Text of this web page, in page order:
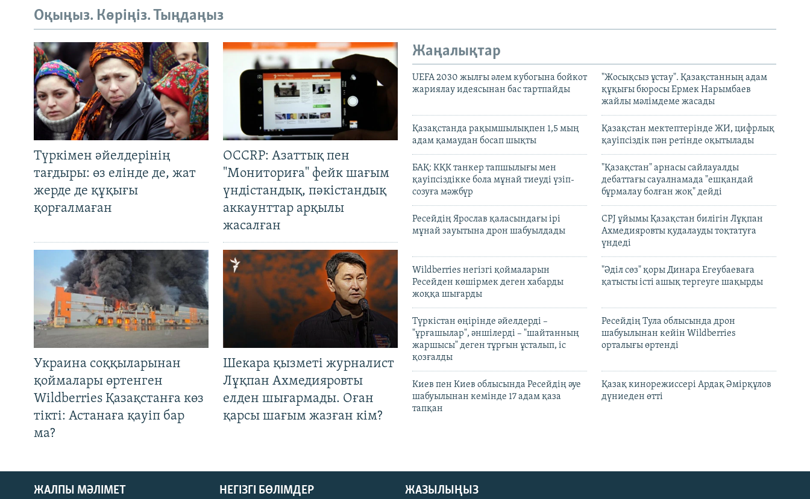
Оқыңыз. Көріңіз. Тыңдаңыз
Түркімен әйелдерінің
тағдыры: өз елінде де, жат
жерде де құқығы
қорғалмаған
OCCRP: Азаттық пен
"Мониториға" фейк шағым
үндістандық, пәкістандық
аккаунттар арқылы
жасалған
Украина соққыларынан
қоймалары өртенген
Wildberries Қазақстанға көз
тікті: Астанаға қауіп бар
ма?
Шекара қызметі журналист
Лұқпан Ахмедияровты
елден шығармады. Оған
қарсы шағым жазған кім?
Жаңалықтар
UEFA 2030 жылғы әлем кубогына бойкот
жариялау идеясынан бас тартпайды
"Жосықсыз ұстау". Қазақстанның адам
құқығы бюросы Ермек Нарымбаев
жайлы мәлімдеме жасады
Қазақстанда рақымшылықпен 1,5 мың
адам қамаудан босап шықты
Қазақстан мектептерінде ЖИ, цифрлық
қауіпсіздік пән ретінде оқытылады
БАҚ: КҚК танкер тапшылығы мен
қауіпсіздікке бола мұнай тиеуді үзіп-
созуға мәжбүр
"Қазақстан" арнасы сайлауалды
дебаттағы сауалнамада "ешқандай
бұрмалау болған жоқ" дейді
Ресейдің Ярослав қаласындағы ірі
мұнай зауытына дрон шабуылдады
CPJ ұйымы Қазақстан билігін Лұқпан
Ахмедияровты қудалауды тоқтатуға
үндеді
Wildberries негізгі қоймаларын
Ресейден көшірмек деген хабарды
жоққа шығарды
"Әділ сөз" қоры Динара Егеубаеваға
қатысты істі ашық тергеуге шақырды
Түркістан өңірінде әйелдерді –
"ұрғашылар", әншілерді – "шайтанның
жаршысы" деген тұрғын ұсталып, іс
қозғалды
Ресейдің Тула облысында дрон
шабуылынан кейін Wildberries
орталығы өртенді
Киев пен Киев облысында Ресейдің әуе
шабуылынан кемінде 17 адам қаза
тапқан
Қазақ кинорежиссері Ардақ Әмірқұлов
дүниеден өтті
ЖАЗЫЛЫҢЫЗ
ЖАЛПЫ МӘЛІМЕТ НЕГІЗГІ БӨЛІМДЕР